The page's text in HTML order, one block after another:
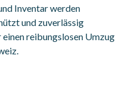
Inventar werden
und zuverlässig
reibungslosen Umzug